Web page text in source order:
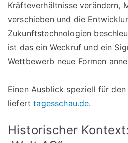
Kräfteverhältnisse verändern,
verschieben und die
Zukunftstechnologien
ist das ein Weckruf und ein
Wettbewerb neue Formen
Einen Ausblick speziell für
lieferttagesschau.de.
Historischer